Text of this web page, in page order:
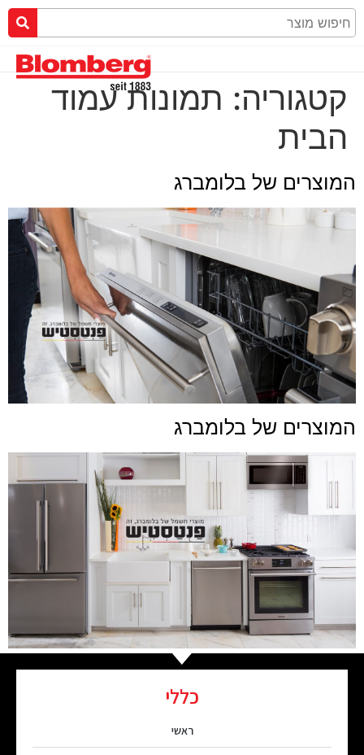
קטגוריה: תמונות עמוד
הבית
המוצרים של בלומברג
המוצרים של בלומברג
כללי
ראשי